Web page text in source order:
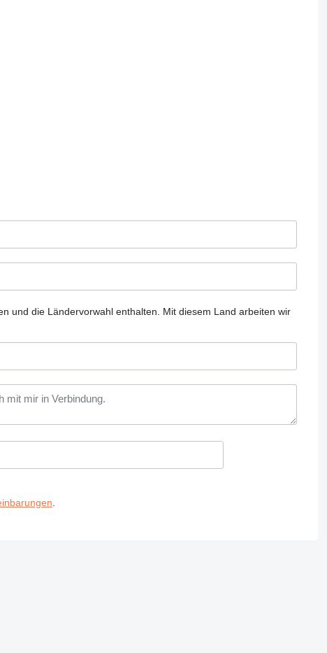
und die Ländervorwahl enthalten.
Mit diesem Land arbeiten wir